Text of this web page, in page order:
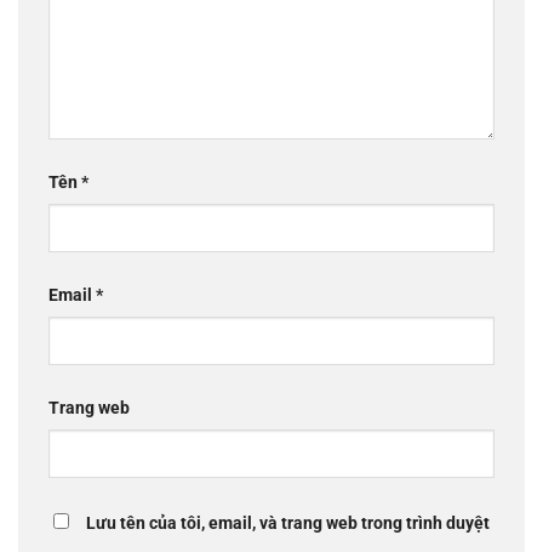
Tên*
Email *
Trang web
Lưu tên của tôi, email, và trang web trong trình duyệt